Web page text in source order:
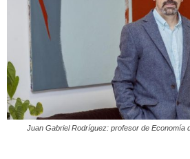
Juan Gabriel Rodríguez: profesor de Economía